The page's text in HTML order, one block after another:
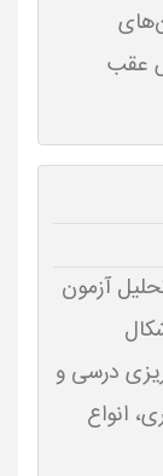
عقب
نوبت اول 2- تحلیل آزمون
3- برنامه‌ریزی درسی و
هدف‌گذاری، انواع